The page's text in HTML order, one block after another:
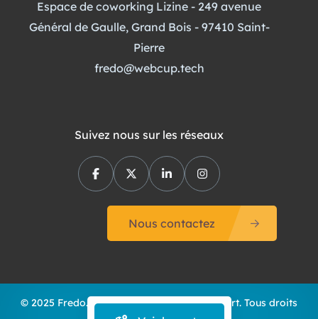
Espace de coworking Lizine - 249 avenue
Général de Gaulle, Grand Bois - 97410 Saint-
Pierre
fredo@webcup.tech
Suivez nous sur les réseaux
Nous contactez
© 2025 Fredo.re - Annuaire de la ville du Port. Tous droits